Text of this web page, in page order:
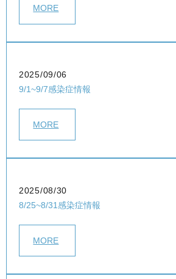
MORE
2025/09/06
9/1~9/7感染症情報
MORE
2025/08/30
8/25~8/31感染症情報
MORE